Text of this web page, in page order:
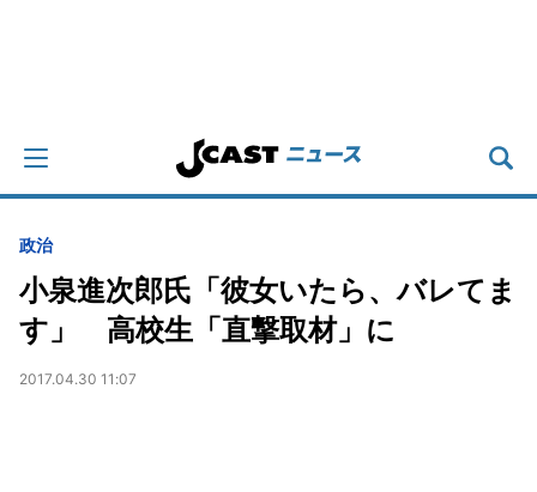
政治
小泉進次郎氏「彼女いたら、バレてま
す」 高校生「直撃取材」に
2017.04.30 11:07